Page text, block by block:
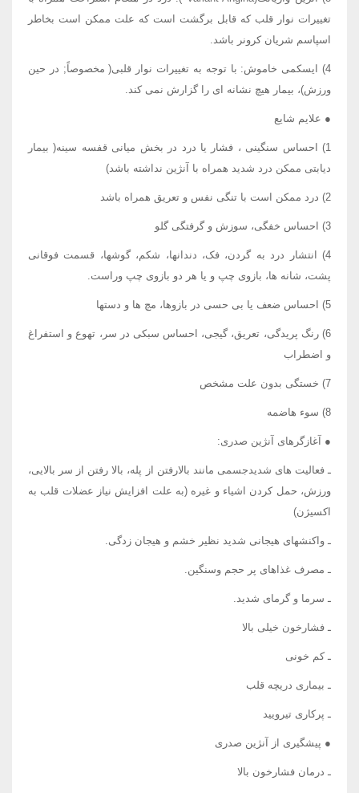
تغییرات نوار قلب که قابل برگشت است که علت ممکن است بخاطر
اسپاسم شریان کرونر باشد.
4) ایسکمی خاموش: با توجه به تغییرات نوار قلبی( مخصوصاً; در حین
ورزش)، بیمار هیچ نشانه ای را گزارش نمی کند.
● علایم شایع
1) احساس سنگینی ، فشار یا درد در بخش میانی قفسه سینه( بیمار
دیابتی ممکن درد شدید همراه با آنژین نداشته باشد)
2) درد ممکن است با تنگی نفس و تعریق همراه باشد
3) احساس خفگی، سوزش و گرفتگی گلو
4) انتشار درد به گردن، فک، دندانها، شکم، گوشها، قسمت فوقانی
پشت، شانه ها، بازوی چپ و یا هر دو بازوی چپ وراست.
5) احساس ضعف یا بی حسی در بازوها، مچ ها و دستها
6) رنگ پریدگی، تعریق، گیجی، احساس سبکی در سر، تهوع و استفراغ
و اضطراب
7) خستگی بدون علت مشخص
8) سوء هاضمه
● آغازگرهای آنژین صدری:
ـ فعالیت های شدیدجسمی مانند بالارفتن از پله، بالا رفتن از سر بالایی،
ورزش، حمل کردن اشیاء و غیره (به علت افزایش نیاز عضلات قلب به
اکسیژن)
ـ واکنشهای هیجانی شدید نظیر خشم و هیجان زدگی.
ـ مصرف غذاهای پر حجم وسنگین.
ـ سرما و گرمای شدید.
ـ فشارخون خیلی بالا
ـ کم خونی
ـ بیماری دریچه قلب
ـ پرکاری تیرویید
● پیشگیری از آنژین صدری
ـ درمان فشارخون بالا